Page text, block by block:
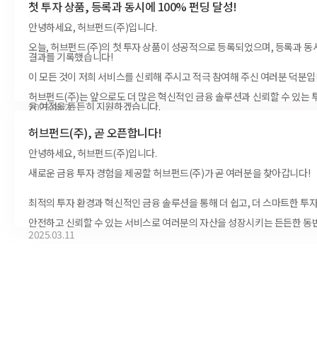
점검결과
96.1점 (우수 수준)
허브펀드㈜는 개인정보 관련 법령 준수 및 고객님의 개인정보
을 다하겠습니다.
감사합니다.
2025.08.26
첫 투자 상품, 등록과 동시에 100% 펀딩 달성!
안녕하세요, 허브펀드(주)입니다.
오늘, 허브펀드(주)의 첫 투자 상품이 성공적으로 등록되었으며, 등록과
결과를 기록했습니다!
이 모든 것이 저희 서비스를 신뢰해 주시고 적극 참여해 주신 여러분 덕분
허브펀드(주)는 앞으로도 더 많은 혁신적인 금융 솔루션과 신뢰할 수 있는
융 여정을 든든히 지원하겠습니다.
지금 허브펀드와 함께 더욱 스마트한 투자를 경험해 보세요!
감사합니다.
허브펀드(주) 드림
허브펀드(주), 곧 오픈합니다!
안녕하세요, 허브펀드(주)입니다.
새로운 금융 투자 경험을 제공할 허브펀드(주)가 곧 여러분을 찾아갑니다!
최적의 투자 환경과 혁신적인 금융 솔루션을 통해 더 쉽고, 더 스마트한 투
안전하고 신뢰할 수 있는 서비스로 여러분의 자산을 성장시키는 든든한 동
2025.03.11